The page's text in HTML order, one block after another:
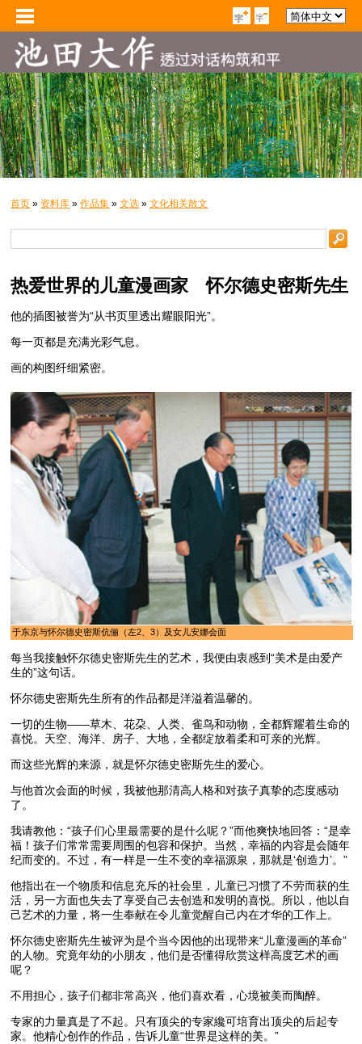
首页 » 资料库 »作品集 »文选 »文化相关散文
热爱世界的儿童漫画家 怀尔德史密斯先生
他的插图被誉为“从书页里透出耀眼阳光”。
每一页都是充满光彩气息。
画的构图纤细紧密。
于东京与怀尔德史密斯伉俪（左2、3）及女儿安娜会面
每当我接触怀尔德史密斯先生的艺术，我便由衷感到“美术是由爱产
生的”这句话。
怀尔德史密斯先生所有的作品都是洋溢着温馨的。
一切的生物――草木、花朶、人类、雀鸟和动物，全都辉耀着生命的
喜悦。天空、海洋、房子、大地，全都绽放着柔和可亲的光辉。
而这些光辉的来源，就是怀尔德史密斯先生的爱心。
与他首次会面的时候，我被他那清高人格和对孩子真挚的态度感动
了。
我请教他：“孩子们心里最需要的是什么呢？”而他爽快地回答：“是幸
福！孩子们常常需要周围的包容和保护。当然，幸福的内容是会随年
纪而变的。不过，有一样是一生不变的幸福源泉，那就是‘创造力’。”
他指出在一个物质和信息充斥的社会里，儿童已习惯了不劳而获的生
活，另一方面也失去了享受自己去创造和发明的喜悦。所以，他以自
己艺术的力量，将一生奉献在令儿童觉醒自己内在才华的工作上。
怀尔德史密斯先生被评为是个当今因他的出现带来“儿童漫画的革命”
的人物。究竟年幼的小朋友，他们是否懂得欣赏这样高度艺术的画
呢？
不用担心，孩子们都非常高兴，他们喜欢看，心境被美而陶醉。
专家的力量真是了不起。只有顶尖的专家纔可培育出顶尖的后起专
家。他精心创作的作品，告诉儿童“世界是这样的美。”